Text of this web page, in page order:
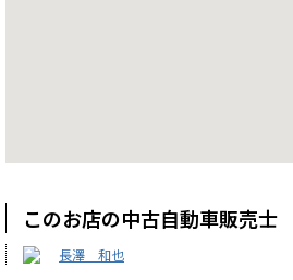
このお店の中古自動車販売士
長澤 和也